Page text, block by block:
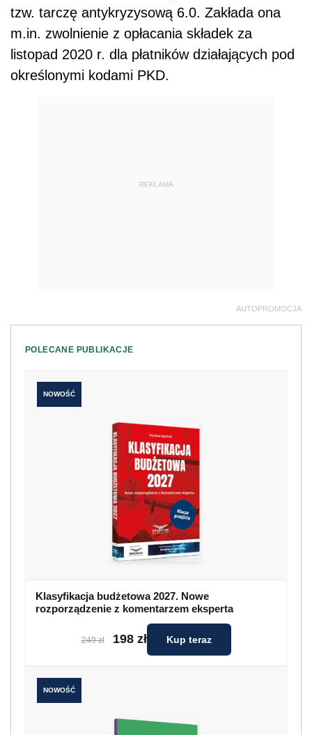
tzw. tarczę antykryzysową 6.0. Zakłada ona
m.in. zwolnienie z opłacania składek za
listopad 2020 r. dla płatników działających pod
określonymi kodami PKD.
REKLAMA
AUTOPROMOCJA
POLECANE PUBLIKACJE
NOWOŚĆ
Klasyfikacja budżetowa 2027. Nowe
rozporządzenie z komentarzem eksperta
249 zł 198 zł Kup teraz
NOWOŚĆ